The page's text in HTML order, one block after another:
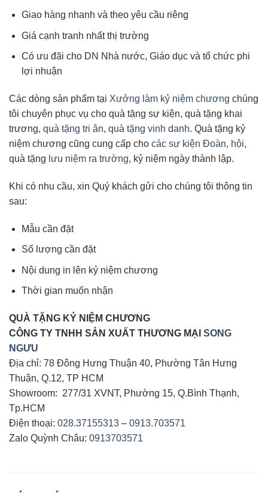
Giao hàng nhanh và theo yêu cầu riêng
Giá cạnh tranh nhất thị trường
Có ưu đãi cho DN Nhà nước, Giáo dục và tổ chức phi
lợi nhuận
Các dòng sản phẩm tại Xưởng làm kỷ niệm chương chúng
tôi chuyên phục vụ cho quà tặng sự kiện, quà tặng khai
trương, quà tặng tri ân, quà tặng vinh danh. Quà tặng kỷ
niệm chương cũng cung cấp cho các sự kiện Đoàn, hội,
quà tặng lưu niệm ra trường, kỷ niệm ngày thành lập.
Khi có nhu cầu, xin Quý khách gửi cho chúng tôi thông tin
sau:
Mẫu cần đặt
Số lượng cần đặt
Nội dung in lên kỷ niệm chương
Thời gian muốn nhận
QUÀ TẶNG KỶ NIỆM CHƯƠNG
CÔNG TY TNHH SẢN XUẤT THƯƠNG MẠI SONG
NGƯU
Địa chỉ: 78 Đông Hưng Thuận 40, Phường Tân Hưng
Thuận, Q.12, TP HCM
Showroom: 277/31 XVNT, Phường 15, Q.Bình Thạnh,
Tp.HCM
Điện thoại: 028.37155313 – 0913.703571
Zalo Quỳnh Châu: 0913703571